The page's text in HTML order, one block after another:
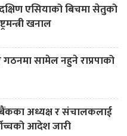
एसियाको बिचमा सेतुको
खनाल
सामेल नहुने राप्रपाको
बैंकका अध्यक्ष र संचालकलाई
आदेश जारी